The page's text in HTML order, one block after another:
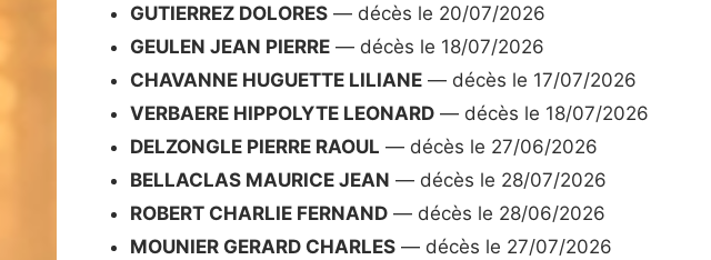
GUTIERREZ DOLORES — décès le 20/07/2026
GEULEN JEAN PIERRE — décès le 18/07/2026
CHAVANNE HUGUETTE LILIANE — décès le 17/07/2026
VERBAERE HIPPOLYTE LEONARD — décès le 18/07/2026
DELZONGLE PIERRE RAOUL — décès le 27/06/2026
BELLACLAS MAURICE JEAN — décès le 28/07/2026
ROBERT CHARLIE FERNAND — décès le 28/06/2026
MOUNIER GERARD CHARLES — décès le 27/07/2026